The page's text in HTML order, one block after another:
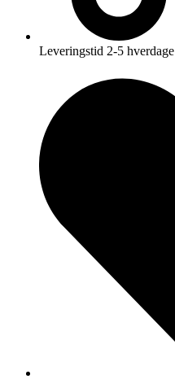
Leveringstid 2-5 hverdage